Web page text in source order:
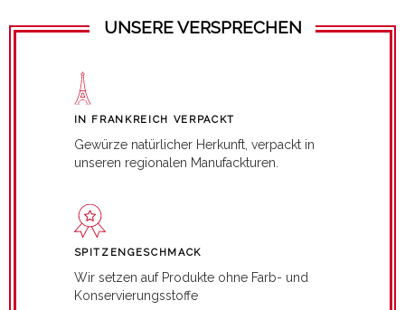
UNSERE VERSPRECHEN
IN FRANKREICH VERPACKT
Gewürze natürlicher Herkunft, verpackt in
unseren regionalen Manufackturen.
SPITZENGESCHMACK
Wir setzen auf Produkte ohne Farb- und
Konservierungsstoffe